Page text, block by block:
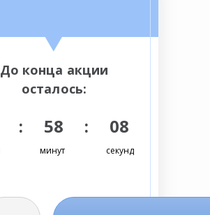
: 58 : 08
До конца акции
осталось:
секунд
минут